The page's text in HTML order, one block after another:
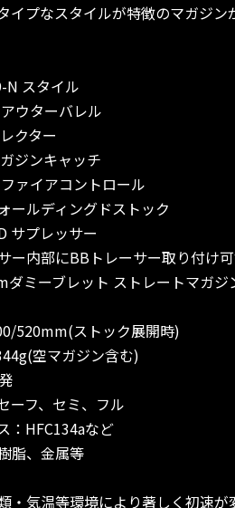
イプなスタイルが特徴のマガジン
N スタイル
ウターバレル
クター
ジンキャッチ
ァイアコントロール
ールディングドストック
サプレッサー
ー内部にBBトレーサー取り付け
ダミーブレット ストレートマガジ
520mm(ストック展開時)
空マガジン含む)
ーフ、セミ、フル
：HFC134aなど
脂、金属等
・気温等環境により著しく初速が